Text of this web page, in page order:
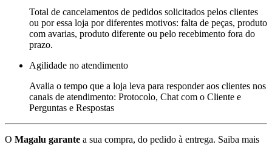
Total de cancelamentos de pedidos solicitados pelos clientes
ou por essa loja por diferentes motivos: falta de peças, produto
com avarias, produto diferente ou pelo recebimento fora do
prazo.
Agilidade no atendimento
Avalia o tempo que a loja leva para responder aos clientes nos
canais de atendimento: Protocolo, Chat com o Cliente e
Perguntas e Respostas
O Magalu garante a sua compra, do pedido à entrega. Saiba mais